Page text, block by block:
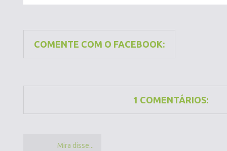
COMENTE COM O FACEBOOK:
1 COMENTÁRIOS:
Mira disse...